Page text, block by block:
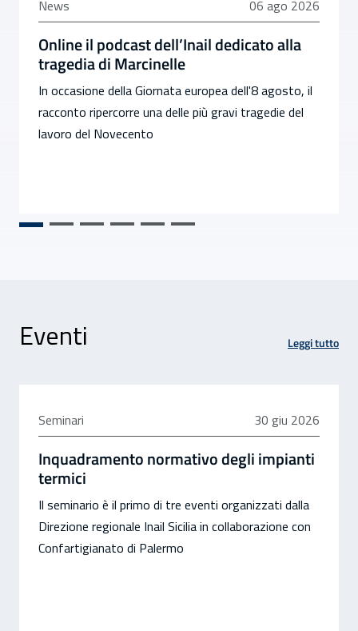
News 06 agosto 2026
06 ago 2026
Online il podcast dell’Inail dedicato alla
tragedia di Marcinelle
In occasione della Giornata europea dell'8 agosto, il
racconto ripercorre una delle più gravi tragedie del
lavoro del Novecento
Eventi Leggi tutto
Seminari 30 giugno 2026
30 giu 2026
Inquadramento normativo degli impianti
termici
Il seminario è il primo di tre eventi organizzati dalla
Direzione regionale Inail Sicilia in collaborazione con
Confartigianato di Palermo